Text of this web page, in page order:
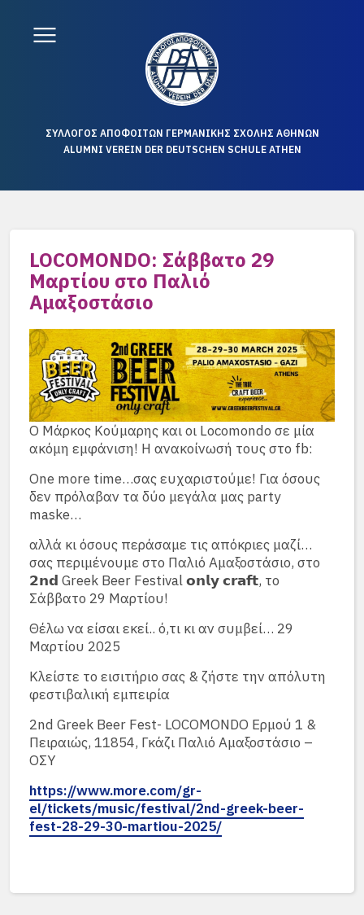
ΣΥΛΛΟΓΟΣ ΑΠΟΦΟΙΤΩΝ ΓΕΡΜΑΝΙΚΗΣ ΣΧΟΛΗΣ ΑΘΗΝΩΝ
ALUMNI VEREIN DER DEUTSCHEN SCHULE ATHEN
LOCOMONDO: Σάββατο 29
Μαρτίου στο Παλιό
Αμαξοστάσιο
Ο Μάρκος Κούμαρης και οι Locomondo σε μία
ακόμη εμφάνιση! Η ανακοίνωσή τους στο fb:
One more time…σας ευχαριστούμε! Για όσους
δεν πρόλαβαν τα δύο μεγάλα μας party
maske…
αλλά κι όσους περάσαμε τις απόκριες μαζί…
σας περιμένουμε στο Παλιό Αμαξοστάσιο, στο
𝟮𝗻𝗱 Greek Beer Festival 𝗼𝗻𝗹𝘆 𝗰𝗿𝗮𝗳𝘁, το
Σάββατο 29 Μαρτίου!
Θέλω να είσαι εκεί.. ό,τι κι αν συμβεί… 29
Μαρτίου 2025
Κλείστε το εισιτήριο σας & ζήστε την απόλυτη
φεστιβαλική εμπειρία
2nd Greek Beer Fest- LOCOMONDO Ερμού 1 &
Πειραιώς, 11854, Γκάζι Παλιό Αμαξοστάσιο –
ΟΣΥ
https://www.more.com/gr-
el/tickets/music/festival/2nd-greek-beer-
fest-28-29-30-martiou-2025/